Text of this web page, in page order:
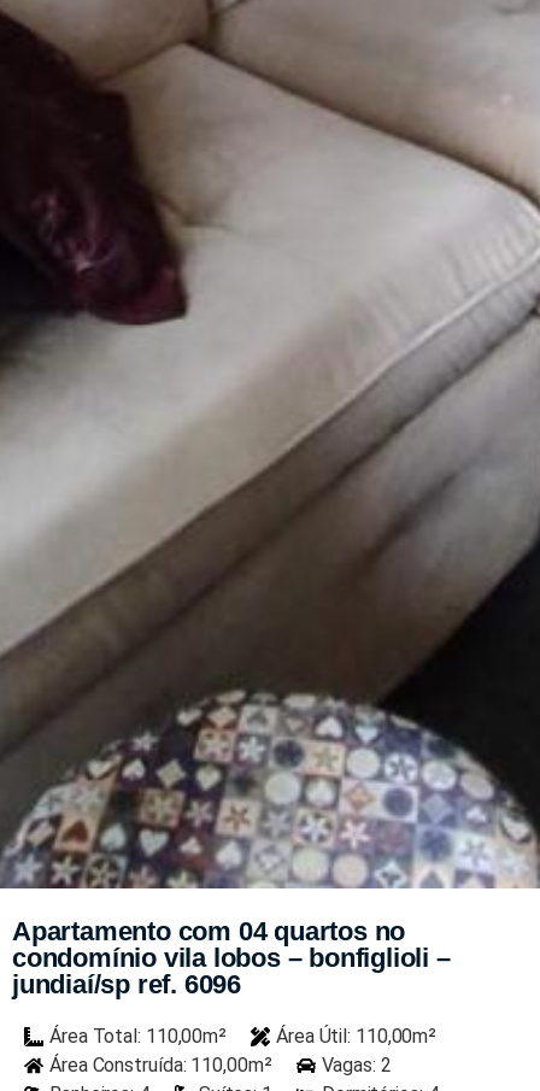
Apartamento com 04 quartos no
condomínio vila lobos – bonfiglioli –
jundiaí/sp ref. 6096
Área Total: 110,00m²
Área Útil: 110,00m²
Área Construída: 110,00m²
Vagas: 2